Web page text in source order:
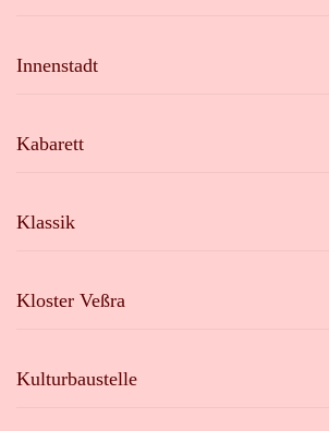
Innenstadt
Kabarett
Klassik
Kloster Veßra
Kulturbaustelle